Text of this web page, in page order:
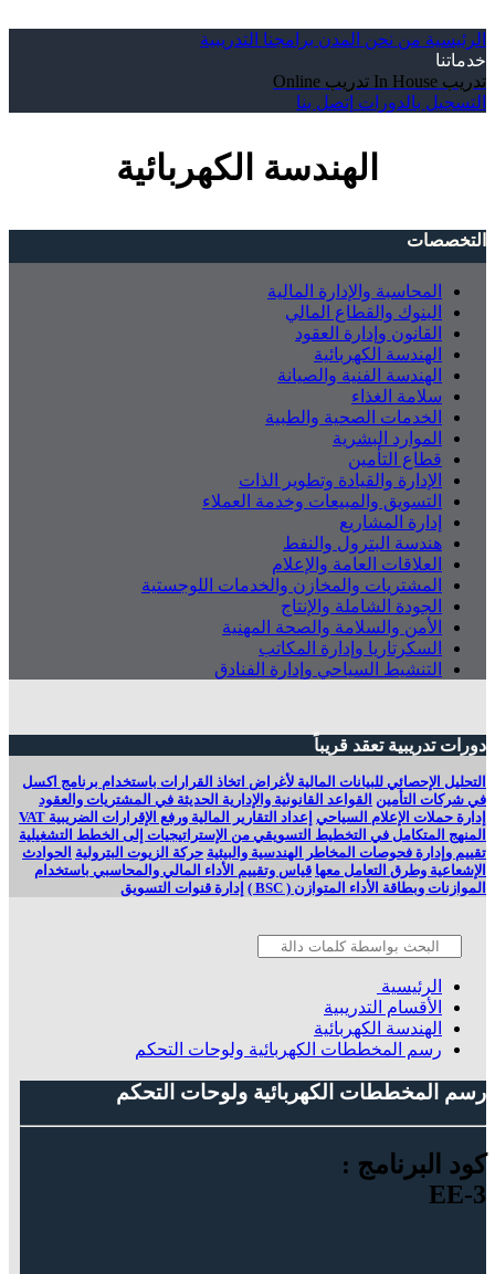
الرئيسية من نحن المدن برامجنا التدريبية
خدماتنا
تدريب In House
تدريب Online
التسجيل بالدورات إتصل بنا
الهندسة الكهربائية
التخصصات
المحاسبة والإدارة المالية
البنوك والقطاع المالي
القانون وإدارة العقود
الهندسة الكهربائية
الهندسة الفنية والصيانة
سلامة الغذاء
الخدمات الصحية والطبية
الموارد البشرية
قطاع التأمين
الإدارة والقيادة وتطوير الذات
التسويق والمبيعات وخدمة العملاء
إدارة المشاريع
هندسة البترول والنفط
العلاقات العامة والإعلام
المشتريات والمخازن والخدمات اللوجستية
الجودة الشاملة والإنتاج
الأمن والسلامة والصحة المهنية
السكرتاريا وإدارة المكاتب
التنشيط السياحي وإدارة الفنادق
دورات تدريبية تعقد قريباً
التحليل الإحصائي للبيانات المالية لأغراض اتخاذ القرارات باستخدام برنامج اكسل
في شركات التأمين القواعد القانونية والإدارية الحديثة في المشتريات والعقود
إدارة حملات الإعلام السياحي إعداد التقارير المالية ورفع الإقرارات الضريبية VAT
المنهج المتكامل في التخطيط التسويقي من الإستراتيجيات إلى الخطط التشغيلية
تقييم وإدارة فحوصات المخاطر الهندسية والبيئية حركة الزيوت البترولية الحوادث
الإشعاعية وطرق التعامل معها قياس وتقييم الأداء المالي والمحاسبي باستخدام
الموازنات وبطاقة الأداء المتوازن ( BSC )
إدارة قنوات التسويق
الرئيسية
الأقسام التدريبية
الهندسة الكهربائية
رسم المخططات الكهربائية ولوحات التحكم
رسم المخططات الكهربائية ولوحات التحكم
كود البرنامج :
EE-3